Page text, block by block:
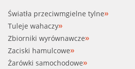
Światła przeciwmgielne tylne
Tuleje wahaczy
Zbiorniki wyrównawcze
Zaciski hamulcowe
Żarówki samochodowe